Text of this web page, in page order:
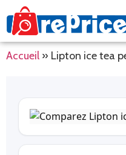
Accueil » Lipton ice tea